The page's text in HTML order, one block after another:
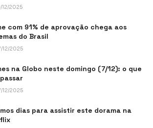
12/2025
com 91% de aprovação chega aos
do Brasil
12/2025
na Globo neste domingo (7/12): o que
12/2025
dias para assistir este dorama na